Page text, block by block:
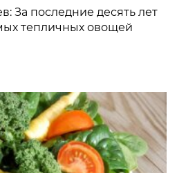
За последние десять лет
тепличных овощей